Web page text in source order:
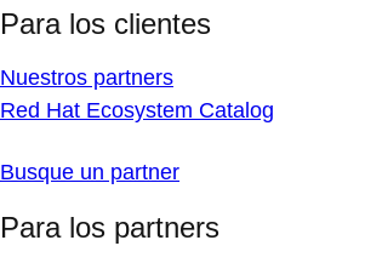
Para los clientes
Nuestros partners
Red Hat Ecosystem Catalog
Busque un partner
Para los partners